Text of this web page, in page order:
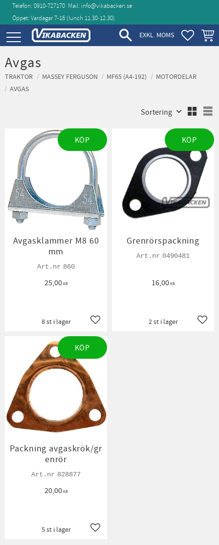
Meny
Telefon: 0910-727170 Mail: info@vikabacken.se
Öppet: Vardagar 7-16 (lunch 11.30‑12.30)
EXKL. MOMS
Avgas
TRAKTOR MASSEY FERGUSON MF65 (A4-192)
MOTORDELAR
AVGAS
Avgasklammer M8 60
mm
860
25,00KR
Lägg till i favoriter
8 st i lager
KÖP
Grenrörspackning
0490481
16,00KR
2 st i lager
KÖP
Packning avgaskrök/gr
enrör
828877
20,00KR
Lägg till i favoriter
5 st i lager
KÖP